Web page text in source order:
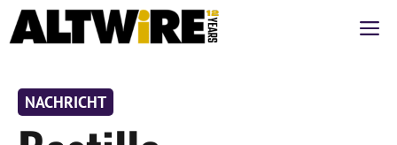
Zum
Inhalt
NACHRICHT